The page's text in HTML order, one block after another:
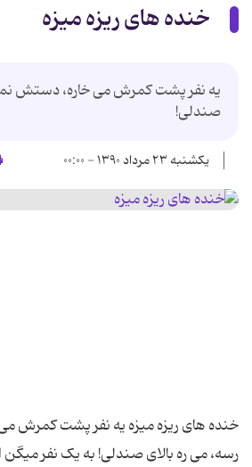
خنده های ریزه میزه
يه نفر پشت کمرش می خاره، دستش
صندلی!
یکشنبه ۲۳ مرداد ۱۳۹۰ - ۰۰:۰۰
خنده های ریزه میزه یه نفر پشت کمرش
رسه، می ره بالای صندلی! به یک نفر